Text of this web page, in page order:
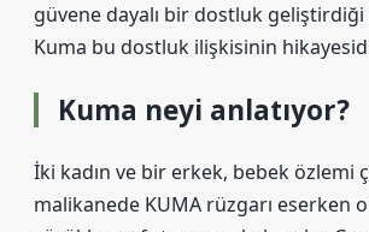
güvene dayalı bir dostluk geliştirdiği
Kuma bu dostluk ilişkisinin
Kuma neyi anlatıyor?
İki kadın ve bir erkek, bebek özlemi
malikanede KUMA rüzgarı eserken